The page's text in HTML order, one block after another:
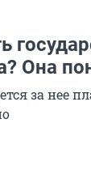
Она
за нее